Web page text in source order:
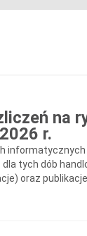
na
r.
informatycznych
dla tych dób
oraz publikacje